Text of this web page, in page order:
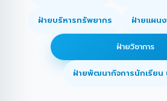
ฝ่ายบริหารทรัพยากร ฝ่ายแผน
ฝ่ายวิชาการ
ฝ่ายพัฒนากิจการนักเรียน